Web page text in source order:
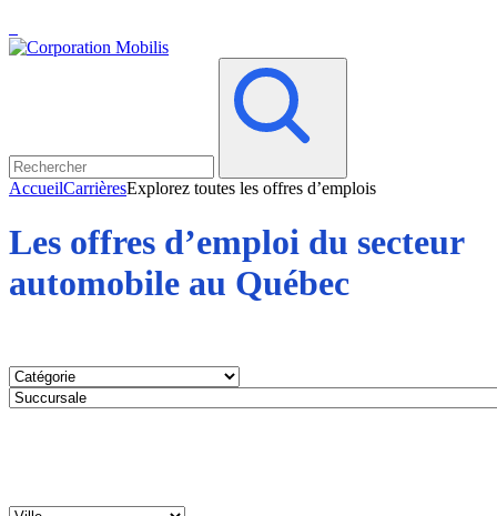
AccueilCarrièresExplorez toutes les offres d’emplois
Les offres d’emploi du secteur
automobile au Québec